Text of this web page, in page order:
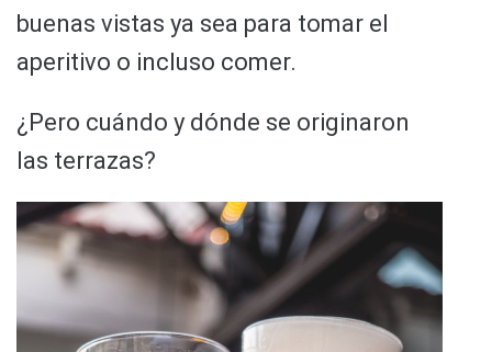
buenas vistas ya sea para tomar el
aperitivo o incluso comer.
¿Pero cuándo y dónde se originaron
las terrazas?